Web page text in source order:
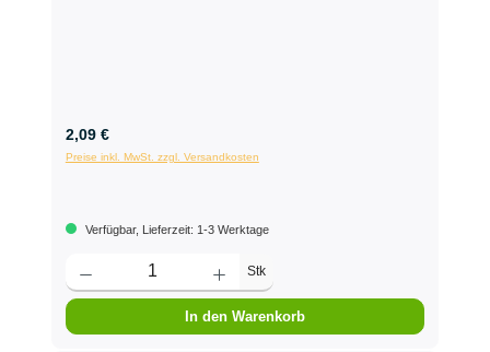
2,09 €
Preise inkl. MwSt. zzgl. Versandkosten
Verfügbar, Lieferzeit: 1-3 Werktage
Stk
In den Warenkorb